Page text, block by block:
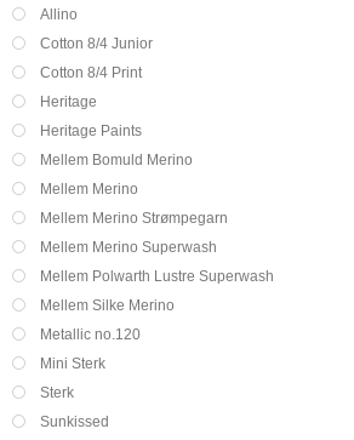
Allino
Cotton 8/4 Junior
Cotton 8/4 Print
Heritage
Heritage Paints
Mellem Bomuld Merino
Mellem Merino
Mellem Merino Strømpegarn
Mellem Merino Superwash
Mellem Polwarth Lustre Superwash
Mellem Silke Merino
Metallic no.120
Mini Sterk
Sterk
Sunkissed